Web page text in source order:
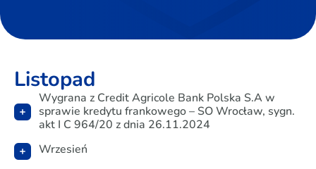
Listopad
Wygrana z Credit Agricole Bank Polska S.A w
sprawie kredytu frankowego – SO Wrocław, sygn.
akt I C 964/20 z dnia 26.11.2024
Wrzesień